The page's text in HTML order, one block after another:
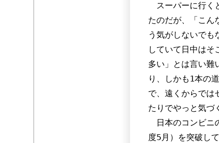
スーパーに行く
たのだが、「こん
う気がしないでも
していて日中はそ
多い」とは言い難
り、しかも1本の
で、遠くからでは
たりでやっと気づ
日本のコンビニ
度5月）を突破し